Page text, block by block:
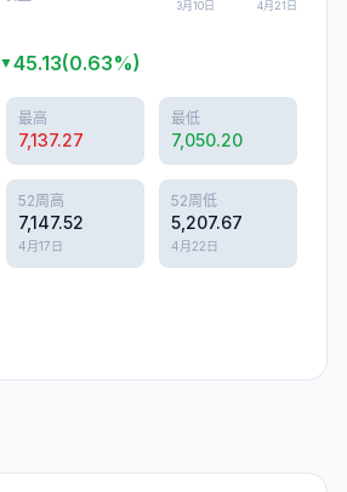
3月10日 4月21日
▼45.13(0.63%)
最高
7,137.27
最低
7,050.20
52周高
7,147.52
4月17日
52周低
5,207.67
4月22日